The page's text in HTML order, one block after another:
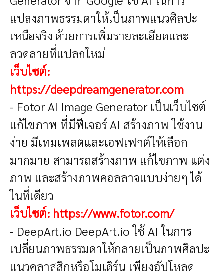
แปลงภาพธรรมดาให้เป็นภาพแนวศิลปะ
เหนือจริง ด้วยการเพิ่มรายละเอียดและ
ลวดลายที่แปลกใหม่
เว็บไซต์:
https://deepdreamgenerator.com
- Fotor AI Image Generator เป็นเว็บไซต์
แก้ไขภาพ ที่มีฟีเจอร์ AI สร้างภาพ ใช้งาน
ง่าย มีเทมเพลตและเอฟเฟกต์ให้เลือก
มากมาย สามารถสร้างภาพ แก้ไขภาพ แต่ง
ภาพ และสร้างภาพคอลลาจแบบง่ายๆได้
ในที่เดียว
เว็บไซต์: https://www.fotor.com/
- DeepArt.io DeepArt.io ใช้ AI ในการ
เปลี่ยนภาพธรรมดาให้กลายเป็นภาพศิลปะ
แนวคลาสสิกหรือโมเดิร์น เพียงอัปโหลด